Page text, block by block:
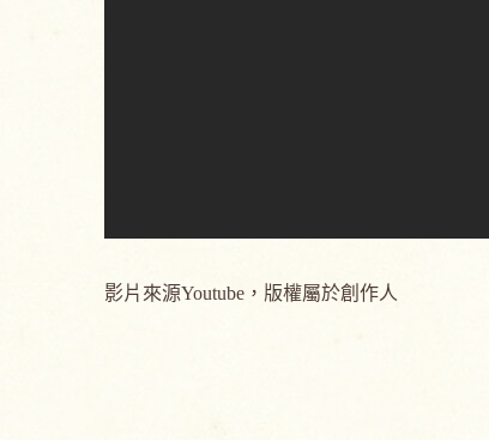
影片來源Youtube，版權屬於創作人